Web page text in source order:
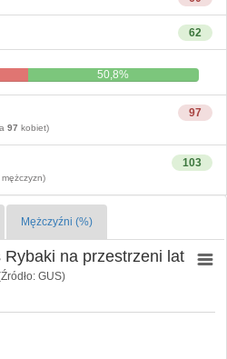
62
50,8%
97
97 kobiet)
103
mężczyzn)
Mężczyźni (%)
na przestrzeni lat
GUS)